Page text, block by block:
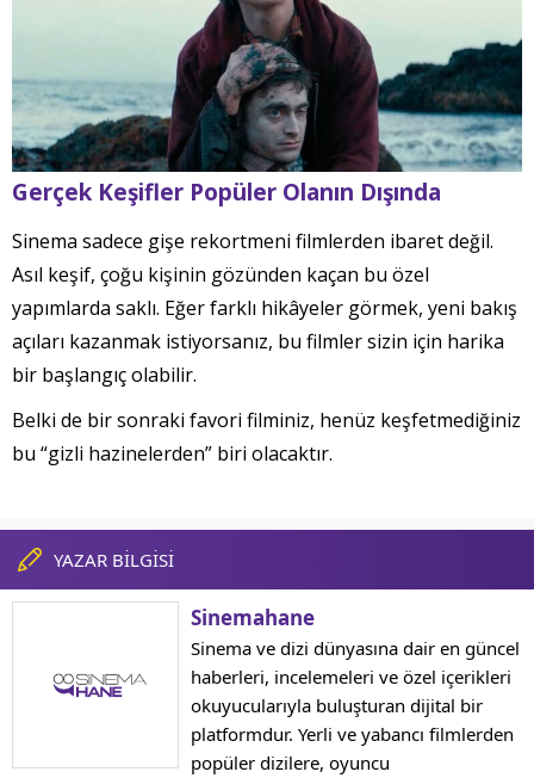
Gerçek Keşifler Popüler Olanın Dışında
Sinema sadece gişe rekortmeni filmlerden ibaret değil.
Asıl keşif, çoğu kişinin gözünden kaçan bu özel
yapımlarda saklı. Eğer farklı hikâyeler görmek, yeni bakış
açıları kazanmak istiyorsanız, bu filmler sizin için harika
bir başlangıç olabilir.
Belki de bir sonraki favori filminiz, henüz keşfetmediğiniz
bu “gizli hazinelerden” biri olacaktır.
YAZAR BİLGİSİ
Sinemahane
Sinema ve dizi dünyasına dair en güncel
haberleri, incelemeleri ve özel içerikleri
okuyucularıyla buluşturan dijital bir
platformdur. Yerli ve yabancı filmlerden
popüler dizilere, oyuncu